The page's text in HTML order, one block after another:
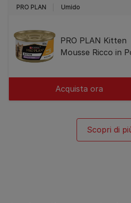
PRO PLAN Umido
PRO PLAN Kitten
Mousse Ricco in
Acquista ora
Scopri di